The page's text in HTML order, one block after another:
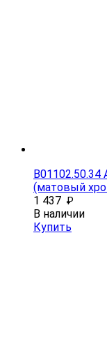
B01102.50.34
(матовый
1 437 ₽
В наличии
Купить